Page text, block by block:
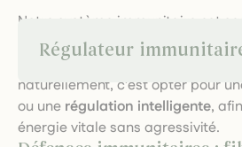
Notre système immunitaire est
Stress, pollution, fatigue ou
peuvent l’affaiblir. Prendre soin de
naturellement, c’est opter pour
ou une régulation intelligente,
énergie vitale sans agressivité.
Régulateur